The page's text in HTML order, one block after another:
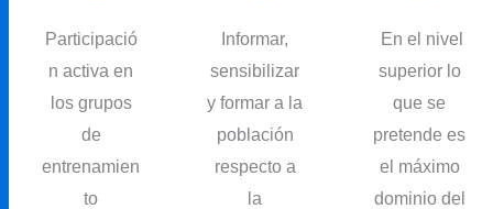
Participació
n activa en
los grupos
de
entrenamien
to
Informar,
sensibilizar
y formar a la
población
respecto a
la
En el nivel
superior lo
que se
pretende es
el máximo
dominio del